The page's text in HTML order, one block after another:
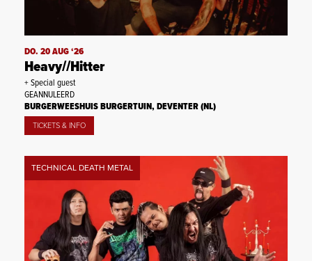
DO. 20 AUG ‘26
Heavy//Hitter
+ Special guest
GEANNULEERD
BURGERWEESHUIS BURGERTUIN, DEVENTER (NL)
TICKETS & INFO
TECHNICAL DEATH METAL